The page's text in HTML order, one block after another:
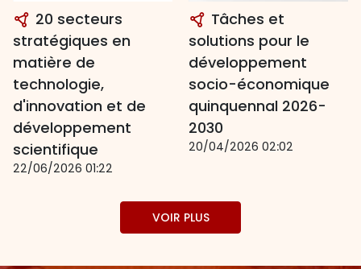
20 secteurs
stratégiques en
matière de
technologie,
d'innovation et de
développement
scientifique
22/06/2026 01:22
Tâches et
solutions pour le
développement
socio-économique
quinquennal 2026-
2030
20/04/2026 02:02
VOIR PLUS